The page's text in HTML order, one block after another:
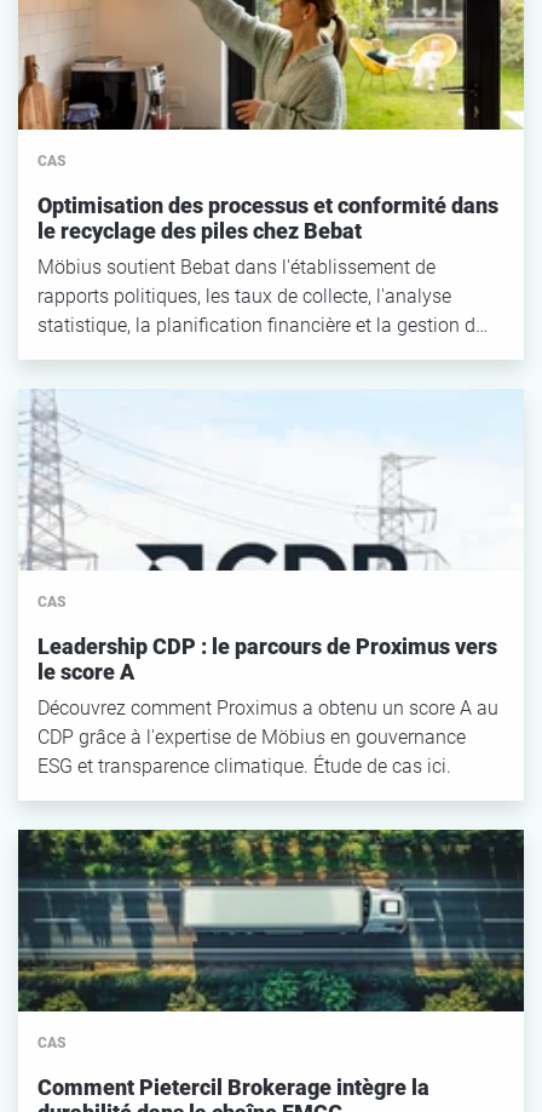
CAS
Optimisation des processus et conformité dans
le recyclage des piles chez Bebat
Möbius soutient Bebat dans l'établissement de
rapports politiques, les taux de collecte, l'analyse
statistique, la planification financière et la gestion d…
CAS
Leadership CDP : le parcours de Proximus vers
le score A
Découvrez comment Proximus a obtenu un score A au
CDP grâce à l'expertise de Möbius en gouvernance
ESG et transparence climatique. Étude de cas ici.
CAS
Comment Pietercil Brokerage intègre la